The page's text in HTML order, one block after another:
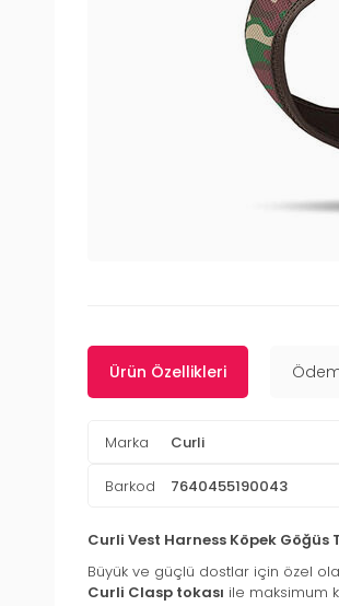
Ürün Özellikleri
Marka Curli
Barkod 7640455190043
Curli Vest Harness Köpek Göğüs
Büyük ve güçlü dostlar için özel
Curli Clasp tokası ile maksimum